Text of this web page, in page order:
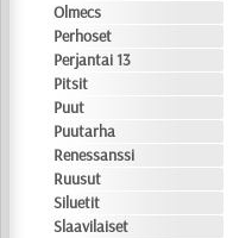
Olmecs
Perhoset
Perjantai 13
Pitsit
Puut
Puutarha
Renessanssi
Ruusut
Siluetit
Slaavilaiset